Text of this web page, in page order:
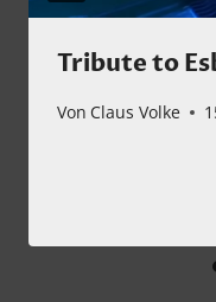
Tribute to
Von Claus Volke